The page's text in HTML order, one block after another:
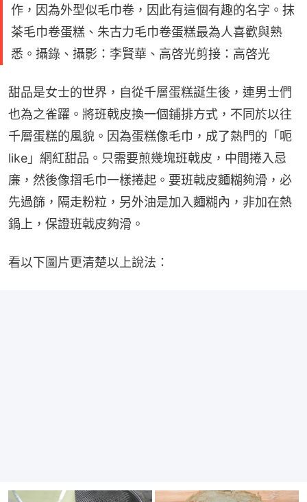
作，因為外型似毛巾卷，因此有這個有趣的名字。抹
茶毛巾卷蛋糕、朱古力毛巾卷蛋糕最為人喜歡與熟
悉。攝錄、攝影：李賢華、高啓光剪接：高啓光
甜品是女士的世界，自從千層蛋糕誕生後，連男士們
也為之雀躍。將班戟皮換一個鋪排方式，不同於以往
千層蛋糕的風貌。因為蛋糕像毛巾，成了熱門的「呃
like」網紅甜品。只需要煎幾塊班戟皮，中間捲入忌
廉，然後像摺毛巾一樣捲起。要班戟皮麵糊夠滑，必
先過篩，隔走粉粒，另外油是加入麵糊內，非加在熱
鍋上，保證班戟皮夠滑。
看以下圖片更清楚以上說法：